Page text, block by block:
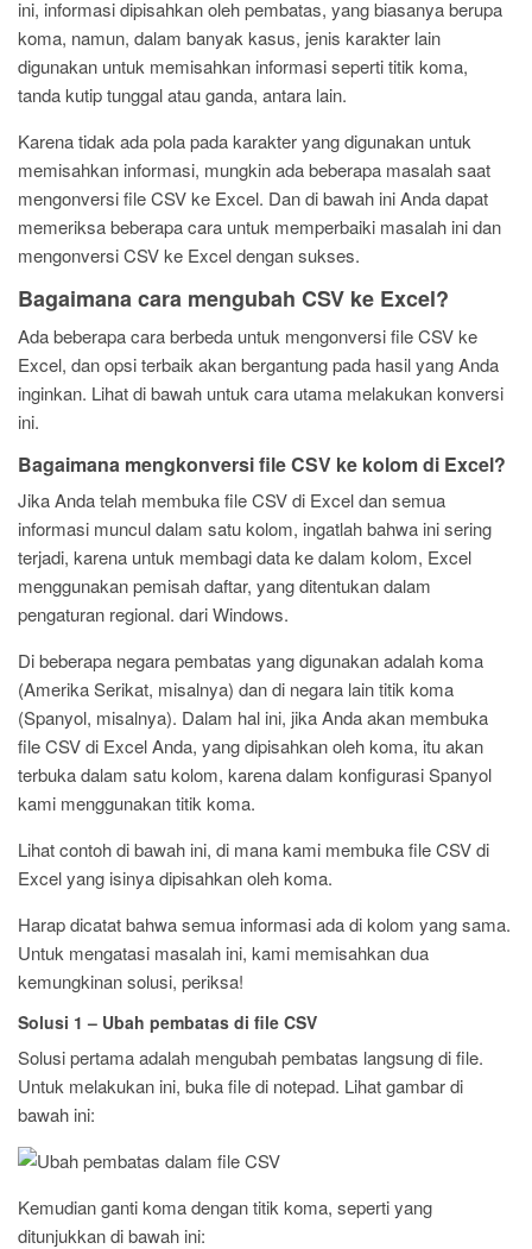
ini, informasi dipisahkan oleh pembatas, yang biasanya berupa
koma, namun, dalam banyak kasus, jenis karakter lain
digunakan untuk memisahkan informasi seperti titik koma,
tanda kutip tunggal atau ganda, antara lain.
Karena tidak ada pola pada karakter yang digunakan untuk
memisahkan informasi, mungkin ada beberapa masalah saat
mengonversi file CSV ke Excel. Dan di bawah ini Anda dapat
memeriksa beberapa cara untuk memperbaiki masalah ini dan
mengonversi CSV ke Excel dengan sukses.
Bagaimana cara mengubah CSV ke Excel?
Ada beberapa cara berbeda untuk mengonversi file CSV ke
Excel, dan opsi terbaik akan bergantung pada hasil yang Anda
inginkan. Lihat di bawah untuk cara utama melakukan konversi
ini.
Bagaimana mengkonversi file CSV ke kolom di Excel?
Jika Anda telah membuka file CSV di Excel dan semua
informasi muncul dalam satu kolom, ingatlah bahwa ini sering
terjadi, karena untuk membagi data ke dalam kolom, Excel
menggunakan pemisah daftar, yang ditentukan dalam
pengaturan regional. dari Windows.
Di beberapa negara pembatas yang digunakan adalah koma
(Amerika Serikat, misalnya) dan di negara lain titik koma
(Spanyol, misalnya). Dalam hal ini, jika Anda akan membuka
file CSV di Excel Anda, yang dipisahkan oleh koma, itu akan
terbuka dalam satu kolom, karena dalam konfigurasi Spanyol
kami menggunakan titik koma.
Lihat contoh di bawah ini, di mana kami membuka file CSV di
Excel yang isinya dipisahkan oleh koma.
Harap dicatat bahwa semua informasi ada di kolom yang sama.
Untuk mengatasi masalah ini, kami memisahkan dua
kemungkinan solusi, periksa!
Solusi 1 – Ubah pembatas di file CSV
Solusi pertama adalah mengubah pembatas langsung di file.
Untuk melakukan ini, buka file di notepad. Lihat gambar di
bawah ini:
Kemudian ganti koma dengan titik koma, seperti yang
ditunjukkan di bawah ini: